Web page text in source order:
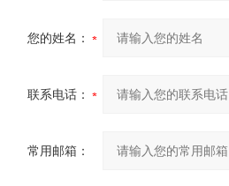
您的姓名：
联系电话：
常用邮箱：